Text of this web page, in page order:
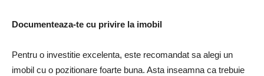
Documenteaza-te cu privire la imobil
Pentru o investitie excelenta, este recomandat sa alegi un
imobil cu o pozitionare foarte buna. Asta inseamna ca trebuie